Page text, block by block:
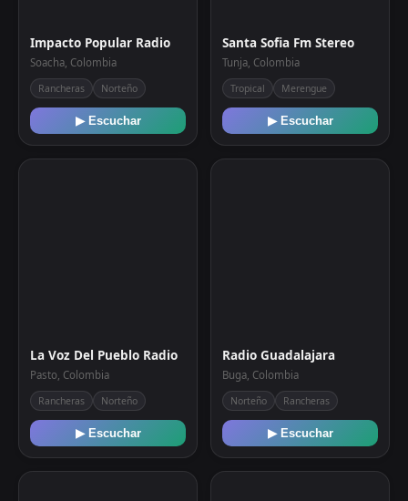
Impacto Popular Radio
Soacha, Colombia
Rancheras Norteño
▶ Escuchar
Santa Sofia Fm Stereo
Tunja, Colombia
Tropical Merengue
▶ Escuchar
La Voz Del Pueblo Radio
Pasto, Colombia
Rancheras Norteño
▶ Escuchar
Radio Guadalajara
Buga, Colombia
Norteño Rancheras
▶ Escuchar